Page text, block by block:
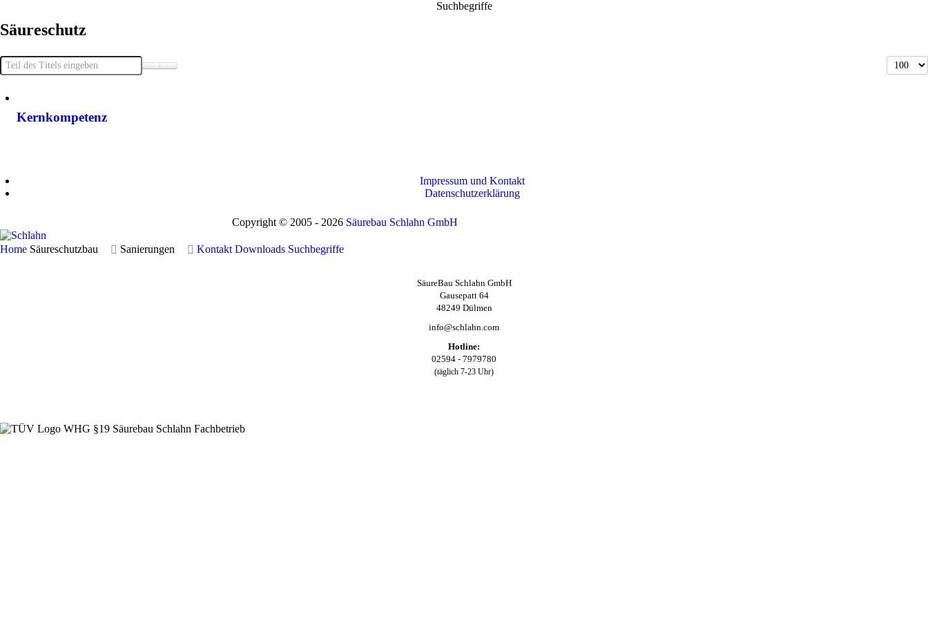
Suchbegriffe
Säureschutz
Kernkompetenz
Impressum und Kontakt
Datenschutzerklärung
Copyright © 2005 - 2026 Säurebau Schlahn GmbH
Home Säureschutzbau Sanierungen Kontakt Downloads Suchbegriffe
SäureBau Schlahn GmbH
Gausepatt 64
48249 Dülmen
info@schlahn.com
Hotline:
02594 - 7979780
(täglich 7-23 Uhr)